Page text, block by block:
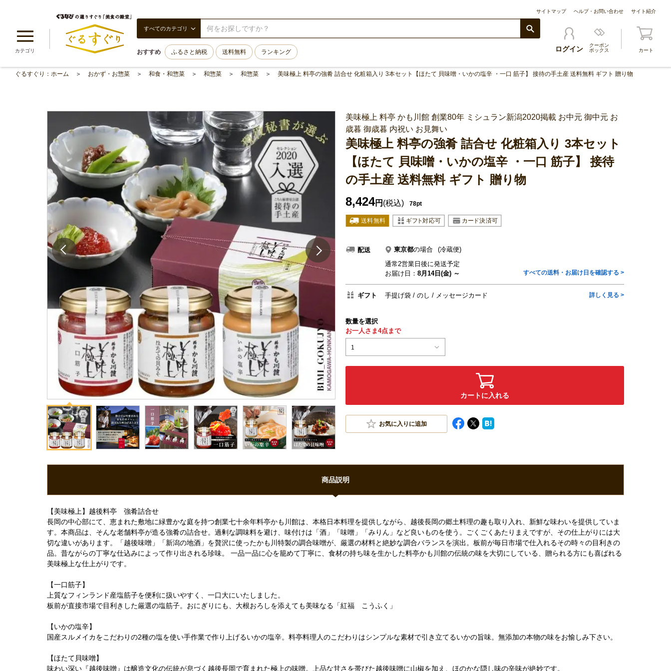
サイトマップ ヘルプ・お問い合わせ サイト紹介
カテゴリ
すべてのカテゴリ
おすすめ ふるさと納税 送料無料 ランキング ログイン
クーポン
ボックス
カート
ぐるすぐり：ホーム おかず・お惣菜 和食・和惣菜 和惣菜 和惣菜 美味極上 料亭の強肴 詰合せ 化粧箱入り 3本セット【ほたて 貝味噌・いかの塩辛 ・一口 筋子】 接待の手土産 送料無料 ギフト 贈り物
美味極上 料亭 かも川館 創業80年 ミシュラン新潟2020掲載 お中元 御中元 お
歳暮 御歳暮 内祝い お見舞い
美味極上 料亭の強肴 詰合せ 化粧箱入り 3本セット
【ほたて 貝味噌・いかの塩辛 ・一口 筋子】 接待
の手土産 送料無料 ギフト 贈り物
8,424円 (税込) 78pt
配送 東京都の場合
(冷蔵便)
通常2営業日後に発送予定
お届け日： 8月14日(金) ～ すべての送料・お届け日を確認する >
ギフト 手提げ袋 のし メッセージカード 詳しく見る >
数量を選択
お一人さま4点まで
1
カートに入れる
お気に入りに追加
商品説明
【美味極上】越後料亭 強肴詰合せ
長岡の中心部にて、恵まれた敷地に緑豊かな庭を持つ創業七十余年料亭かも川館は、本格日本料理を提供しながら、越後長岡の郷土料理の趣も取り入れ、新鮮な味わいを提供していま
す。本商品は、そんな老舗料亭が造る強肴の詰合せ。過剰な調味料を避け、味付けは「酒」「味噌」「みりん」など良いものを使う。ごくごくあたりまえですが、その仕上がりには大
切な違いがあります。「越後味噌」「新潟の地酒」を贅沢に使ったかも川特製の調合味噌が、厳選の材料と絶妙な調合バランスを演出。板前が毎日市場で仕入れるその時々の目利きの
品。昔ながらの丁寧な仕込みによって作り出される珍味。 一品一品に心を籠めて丁寧に、食材の持ち味を生かした料亭かも川館の伝統の味を大切にしている、贈られる方にも喜ばれる
美味極上な仕上がりです。
【一口筋子】
上質なフィンランド産塩筋子を便利に扱いやすく、一口大にいたしました。
板前が直接市場で目利きした厳選の塩筋子。おにぎりにも、大根おろしを添えても美味なる「紅福 こうふく」
【いかの塩辛】
国産スルメイカをこだわりの2種の塩を使い手作業で作り上げるいかの塩辛。料亭料理人のこだわりはシンプルな素材で引き立てるいかの旨味。無添加の本物の味をお愉しみ下さい。
【ほたて貝味噌】
味わい深い『越後味噌』は醸造文化の伝統が息づく越後長岡で育まれた極上の味噌。上品な甘さを帯びた越後味噌に山椒を加え、ほのかな隠し味の辛味が絶妙です。